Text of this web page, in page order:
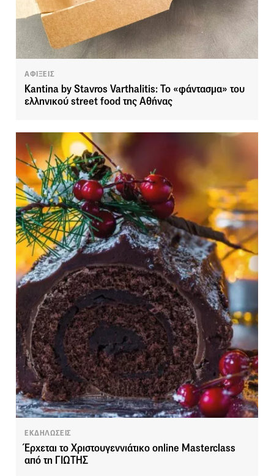
ΑΦΙΞΕΙΣ
Kantina by Stavros Varthalitis: Το «φάντασμα» του
ελληνικού street food της Αθήνας
ΕΚΔΗΛΩΣΕΙΣ
Έρχεται το Χριστουγεννιάτικο online Masterclass
από τη ΓΙΩΤΗΣ